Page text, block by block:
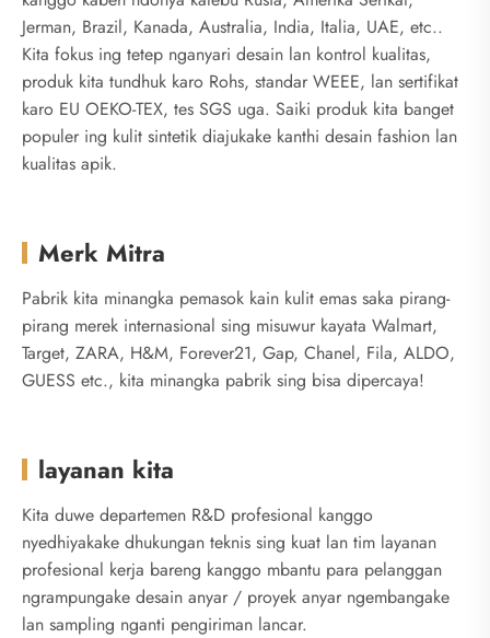
Jerman, Brazil, Kanada, Australia, India, Italia, UAE, etc..
Kita fokus ing tetep nganyari desain lan kontrol kualitas,
produk kita tundhuk karo Rohs, standar WEEE, lan sertifikat
karo EU OEKO-TEX, tes SGS uga. Saiki produk kita banget
populer ing kulit sintetik diajukake kanthi desain fashion lan
kualitas apik.
Merk Mitra
Pabrik kita minangka pemasok kain kulit emas saka pirang-
pirang merek internasional sing misuwur kayata Walmart,
Target, ZARA, H&M, Forever21, Gap, Chanel, Fila, ALDO,
GUESS etc., kita minangka pabrik sing bisa dipercaya!
layanan kita
Kita duwe departemen R&D profesional kanggo
nyedhiyakake dhukungan teknis sing kuat lan tim layanan
profesional kerja bareng kanggo mbantu para pelanggan
ngrampungake desain anyar / proyek anyar ngembangake
lan sampling nganti pengiriman lancar.